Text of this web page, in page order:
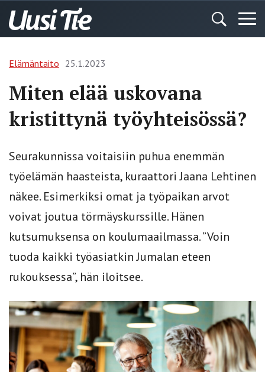
Elämäntaito 25.1.2023
Miten elää uskovana
kristittynä työyhteisössä?
Seurakunnissa voitaisiin puhua enemmän
työelämän haasteista, kuraattori Jaana Lehtinen
näkee. Esimerkiksi omat ja työpaikan arvot
voivat joutua törmäyskurssille. Hänen
kutsumuksensa on koulumaailmassa. ”Voin
tuoda kaikki työasiatkin Jumalan eteen
rukouksessa”, hän iloitsee.